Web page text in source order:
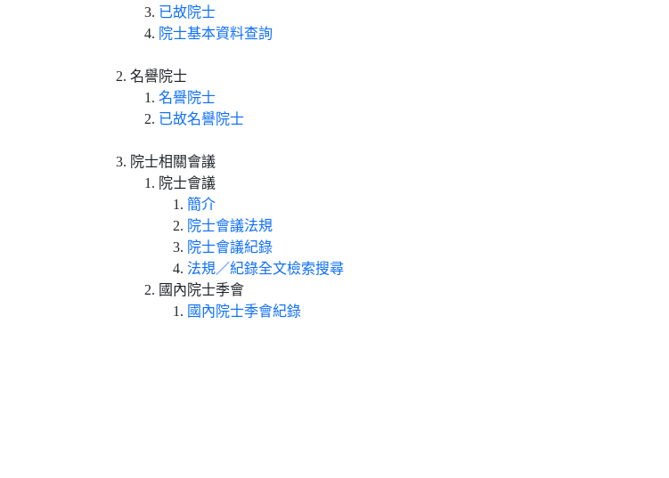
已故院士
院士基本資料查詢
名譽院士
名譽院士
已故名譽院士
院士相關會議
院士會議
簡介
院士會議法規
院士會議紀錄
法規／紀錄全文檢索搜尋
國內院士季會
國內院士季會紀錄